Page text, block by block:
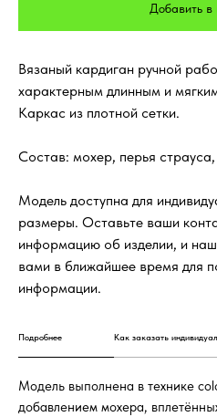
Добавить в
Вязаный кардиган ручной
характерным длинным и
Каркас из плотной сетки.
Состав: мохер, перья страуса,
Модель доступна для
размеры. Оставьте ваши
информацию об изделии, и
вами в ближайшее время для
информации.
Подробнее Как заказать
Модель выполнена в технике
добавлением мохера,